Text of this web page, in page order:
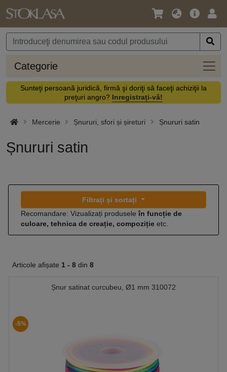
Limbă
Monedă
Meniul
Categorie
Sunteţi persoană juridică, firmă şi doriţi să faceţi achiziţii la
preţuri angro? Inregistrați-vă!
Mercerie Șnururi, sfori și șireturi Șnururi satin
Șnururi satin
Filtrați și sortați
Recomandare: Vizualizați produseleîn funcție de
culoare, tehnica de creație, compoziție etc.
Articole afișate 1 - 8 din 8
Șnur satinat curcubeu, Ø1 mm 310072
-5%